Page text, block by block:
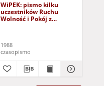
WiPEK: pismo kilku
uczestników Ruchu
Wolność i Pokój z
1988
czasopismo